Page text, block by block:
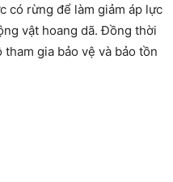
có rừng để làm giảm áp lực
vật hoang dã. Đồng thời
gia bảo vệ và bảo tồn